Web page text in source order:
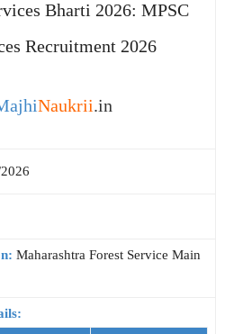
Bharti 2026: MPSC
Recruitment 2026
Naukrii.in
Maharashtra Forest Service Main